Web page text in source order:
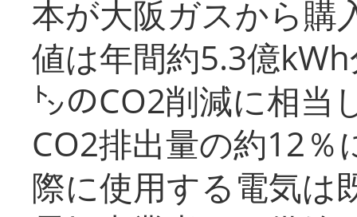
本が大阪ガスから購
値は年間約5.3億
㌧のCO2削減に相当
CO2排出量の約12％
際に使用する電気は